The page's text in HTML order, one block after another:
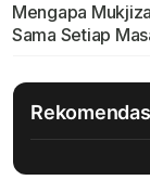
Mengapa
Sama Setiap